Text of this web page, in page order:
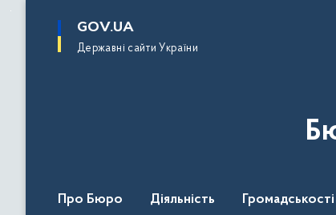
основного
GOV.UA
Державні сайти України
Про Бюро Діяльність Громадськості